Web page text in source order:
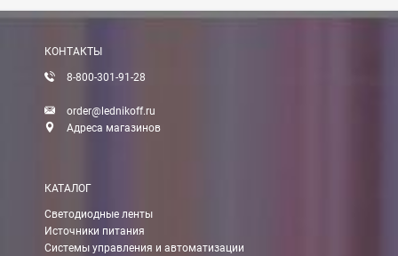
КОНТАКТЫ
8-800-301-91-28
order@lednikoff.ru
Адреса магазинов
КАТАЛОГ
Светодиодные ленты
Источники питания
Системы управления и автоматизации